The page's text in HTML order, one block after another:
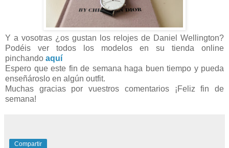
Y a vosotras ¿os gustan los relojes de Daniel Wellington?
Podéis ver todos los modelos en su tienda online
pinchando aquí
Espero que este fin de semana haga buen tiempo y pueda
enseñároslo en algún outfit.
Muchas gracias por vuestros comentarios ¡Feliz fin de
semana!
Compartir